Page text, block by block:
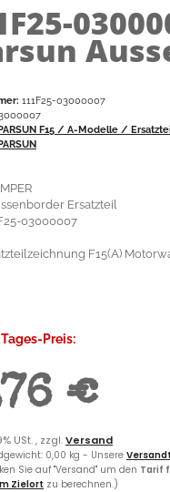
111F25-03000007
F15 / A-Modelle /
Ersatzteil
03000007
F15(A)
Preis:
€
USt. , zzgl.Versand
0,00 kg - Unsere
Sie auf "Versand" um den Tarif
Zielort zu berechnen.)